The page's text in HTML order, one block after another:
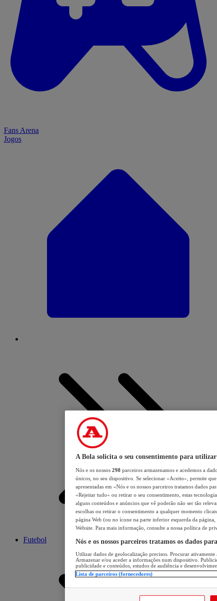
Fans Arena
Jogos
Futebol
A Bola solicita o seu consentimento para utilizar
Nós e os nossos 298 parceiros armazenamos e acedemos a
únicos, no seu dispositivo. Se selecionar «Aceito», permite
apresentadas em «Nós e os nossos parceiros tratamos dados
«Rejeitar tudo» ou retirar o seu consentimento, estas
alguns conteúdos e anúncios que vê poderão não ser tão
escolhas ou retirar o consentimento a qualquer momento
página Web (ou no ícone na parte inferior esquerda da página,
Website. Para mais informação, consulte a nossa política de
Nós e os nossos parceiros tratamos os dados
Utilizar dados de geolocalização precisos. Procurar
Armazenar e/ou aceder a informações num dispositivo.
publicidade e conteúdos, estudos de audiência e
Lista de parceiros (fornecedores)